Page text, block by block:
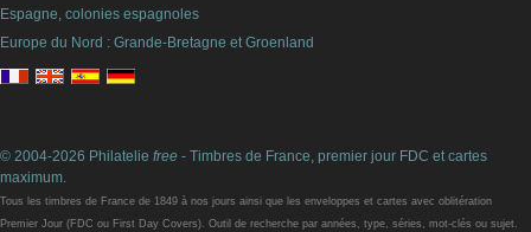
Espagne, colonies espagnoles
Europe du Nord : Grande-Bretagne et Groenland
© 2004-2026 Philatelie free - Timbres de France, premier jour FDC et cartes
maximum.
Tous les timbres de France de 1849 à nos jours ainsi que les enveloppes et cartes avec oblitération
Premier Jour (FDC ou First Day Covers). Outil de recherche par années, type, séries, mot-clés ou sujet.